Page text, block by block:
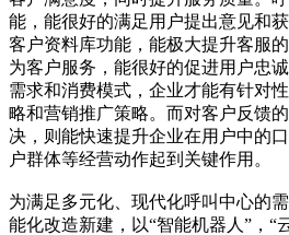
能，能很好的满足用户提出意见和
客户资料库功能，能极大提升客服
为客户服务，能很好的促进用户忠
需求和消费模式，企业才能有针对
略和营销推广策略。而对客户反馈
决，则能快速提升企业在用户中的
户群体等经营动作起到关键作用。
为满足多元化、现代化呼叫中心的
能化改造新建，以“智能机器人”，“